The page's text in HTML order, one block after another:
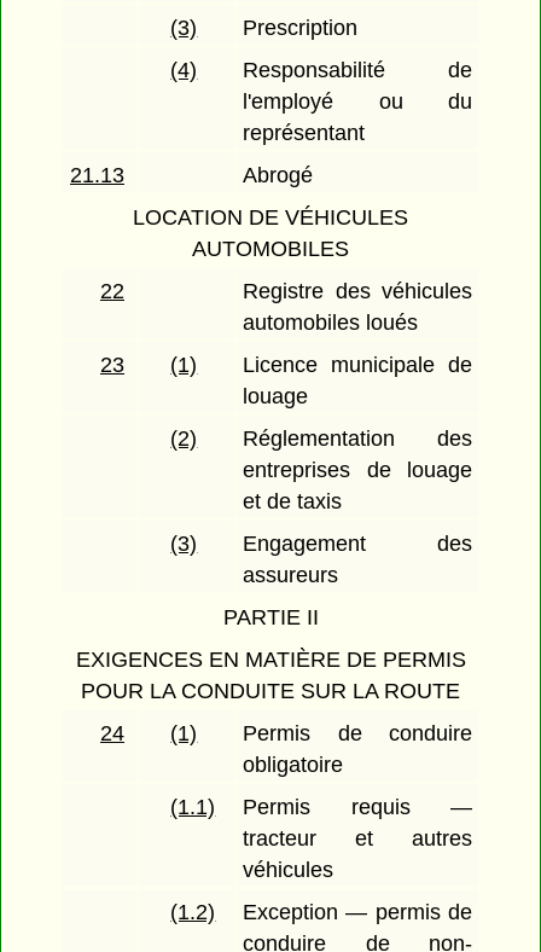
(3)
Prescription
(4)
Responsabilité de
l'employé ou du
représentant
21.13
Abrogé
LOCATION DE VÉHICULES
AUTOMOBILES
22
Registre des véhicules
automobiles loués
23
(1)
Licence municipale de
louage
(2)
Réglementation des
entreprises de louage
et de taxis
(3)
Engagement des
assureurs
PARTIE II
EXIGENCES EN MATIÈRE DE PERMIS
POUR LA CONDUITE SUR LA ROUTE
24
(1)
Permis de conduire
obligatoire
(1.1)
Permis requis —
tracteur et autres
véhicules
(1.2)
Exception — permis de
conduire de non-